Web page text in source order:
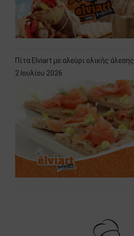
Πίτα Elviart με αλεύρι ολικής άλεσης
2 Ιουλίου 2026